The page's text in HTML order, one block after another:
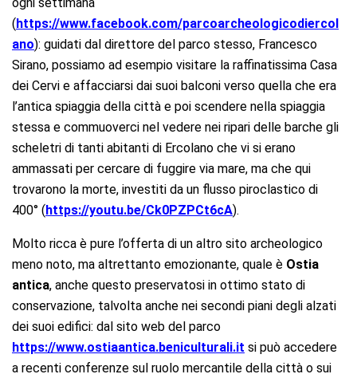
(https://www.facebook.com/parcoarcheologicodiercol
ano): guidati dal direttore del parco stesso, Francesco
Sirano, possiamo ad esempio visitare la raffinatissima Casa
dei Cervi e affacciarsi dai suoi balconi verso quella che era
l’antica spiaggia della città e poi scendere nella spiaggia
stessa e commuoverci nel vedere nei ripari delle barche gli
scheletri di tanti abitanti di Ercolano che vi si erano
ammassati per cercare di fuggire via mare, ma che qui
trovarono la morte, investiti da un flusso piroclastico di
400° (https://youtu.be/Ck0PZPCt6cA).
Molto ricca è pure l’offerta di un altro sito archeologico
meno noto, ma altrettanto emozionante, quale è Ostia
antica, anche questo preservatosi in ottimo stato di
conservazione, talvolta anche nei secondi piani degli alzati
dei suoi edifici: dal sito web del parco
https://www.ostiaantica.beniculturali.it si può accedere
a recenti conferenze sul ruolo mercantile della città o sui